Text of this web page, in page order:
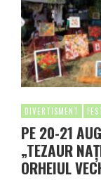
DIVERTISMENT
PE 20-21
„TEZAUR
ORHEIUL